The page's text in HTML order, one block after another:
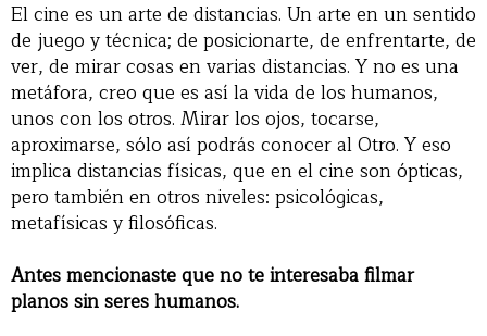
El cine es un arte de distancias. Un arte en un sentido
de juego y técnica; de posicionarte, de enfrentarte, de
ver, de mirar cosas en varias distancias. Y no es una
metáfora, creo que es así la vida de los humanos,
unos con los otros. Mirar los ojos, tocarse,
aproximarse, sólo así podrás conocer al Otro. Y eso
implica distancias físicas, que en el cine son ópticas,
pero también en otros niveles: psicológicas,
metafísicas y filosóficas.
Antes mencionaste que no te interesaba filmar
planos sin seres humanos.